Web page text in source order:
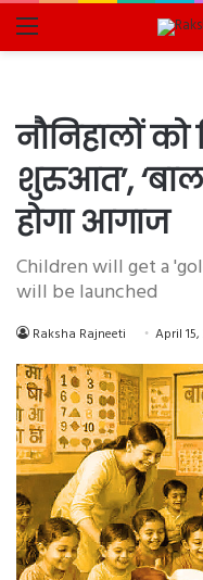
Menu
नौनिहालों को
शुरुआत’,
होगा आगाज
Children will get a
will be launched
Raksha Rajneeti April